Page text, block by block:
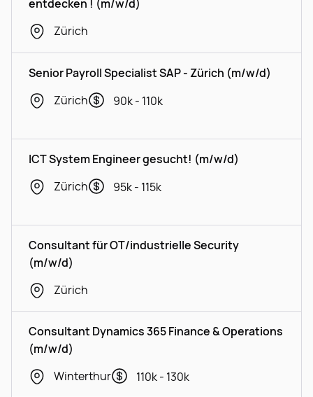
entdecken ! (m/w/d)
Zürich
Senior Payroll Specialist SAP - Zürich (m/w/d)
Zürich
90k - 110k
ICT System Engineer gesucht! (m/w/d)
Zürich
95k - 115k
Consultant für OT/industrielle Security
(m/w/d)
Zürich
Consultant Dynamics 365 Finance & Operations
(m/w/d)
Winterthur
110k - 130k